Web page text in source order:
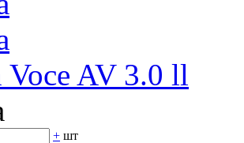
AV 3.0 ll
+ шт